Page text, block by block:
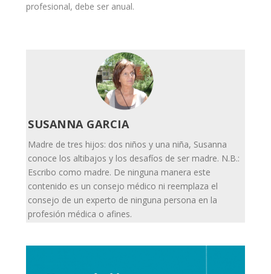
profesional, debe ser anual.
SUSANNA GARCIA
Madre de tres hijos: dos niños y una niña, Susanna
conoce los altibajos y los desafíos de ser madre. N.B.:
Escribo como madre. De ninguna manera este
contenido es un consejo médico ni reemplaza el
consejo de un experto de ninguna persona en la
profesión médica o afines.